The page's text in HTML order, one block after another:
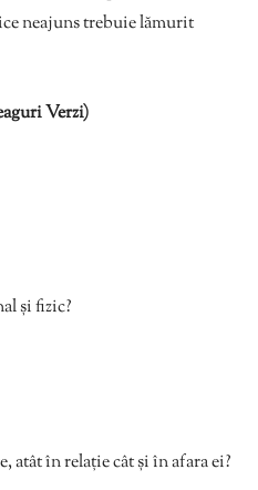
neajuns trebuie lămurit
Verzi)
și fizic?
atât în relație cât și în afara ei?